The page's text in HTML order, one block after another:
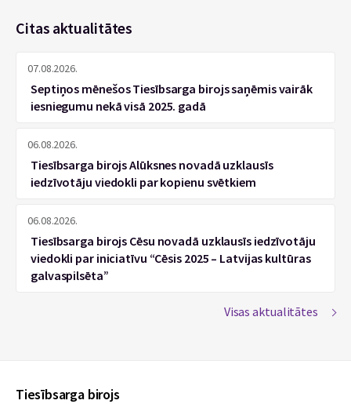
Citas aktualitātes
07.08.2026.
Septiņos mēnešos Tiesībsarga birojs saņēmis vairāk
iesniegumu nekā visā 2025. gadā
06.08.2026.
Tiesībsarga birojs Alūksnes novadā uzklausīs
iedzīvotāju viedokli par kopienu svētkiem
06.08.2026.
Tiesībsarga birojs Cēsu novadā uzklausīs iedzīvotāju
viedokli par iniciatīvu “Cēsis 2025 – Latvijas kultūras
galvaspilsēta”
Visas aktualitātes
Tiesībsarga birojs